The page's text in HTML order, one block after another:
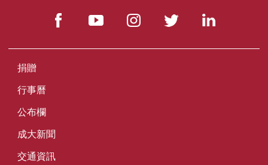
捐贈
行事曆
公布欄
成大新聞
交通資訊